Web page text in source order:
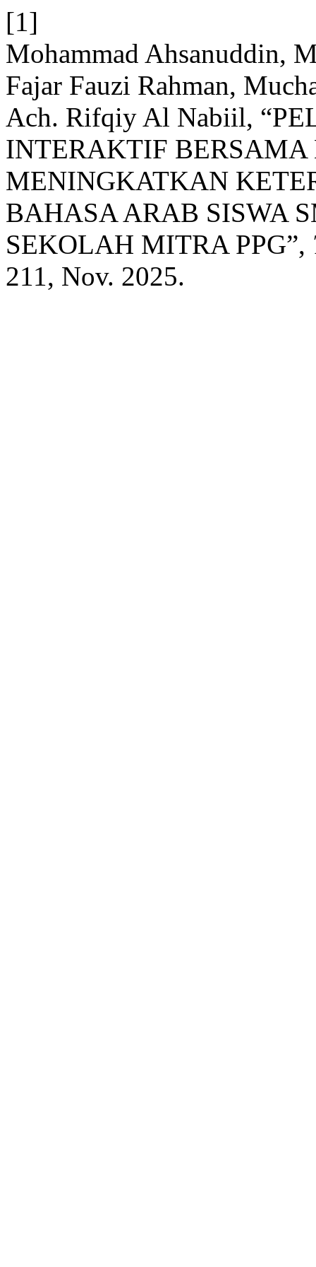
[1]
Mohammad Ahsanuddin,
Fajar Fauzi Rahman,
Ach. Rifqiy Al Nabiil,
INTERAKTIF
MENINGKATKAN
BAHASA ARAB SISWA
SEKOLAH MITRA PPG”,
211, Nov. 2025.